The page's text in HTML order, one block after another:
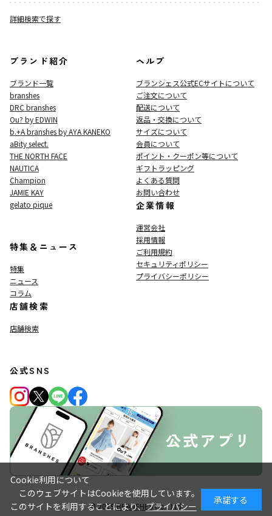
詳細検索で探す
ブランド紹介
ブランド一覧
branshes
DRC branshes
Ou? by EDWIN
b.+A branshes by AYA KANEKO
aBity select.
THE NORTH FACE
NAUTICA
Champion
JAMIE KAY
gelato pique
特集＆ニュース
特集
ニュース
コラム
店舗検索
店舗検索
ヘルプ
ブランシェス公式ECサイトについて
ご注文について
配送について
返品・交換について
サイズについて
会員について
ポイント・クーポン等について
ギフトラッピング
よくある質問
お問い合わせ
企業情報
運営会社
採用情報
ご利用規約
セキュリティポリシー
プライバシーポリシー
公式SNS
© 2019BRANSHESCo., Ltd.
Cookie利用について
このウェブサイトはCookieを使用しています。
このサイトを利用することにより、プライバシー
承諾する